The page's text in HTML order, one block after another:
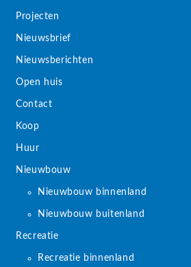
Projecten
Nieuwsbrief
Nieuwsberichten
Open huis
Contact
Koop
Huur
Nieuwbouw
Nieuwbouw binnenland
Nieuwbouw buitenland
Recreatie
Recreatie binnenland